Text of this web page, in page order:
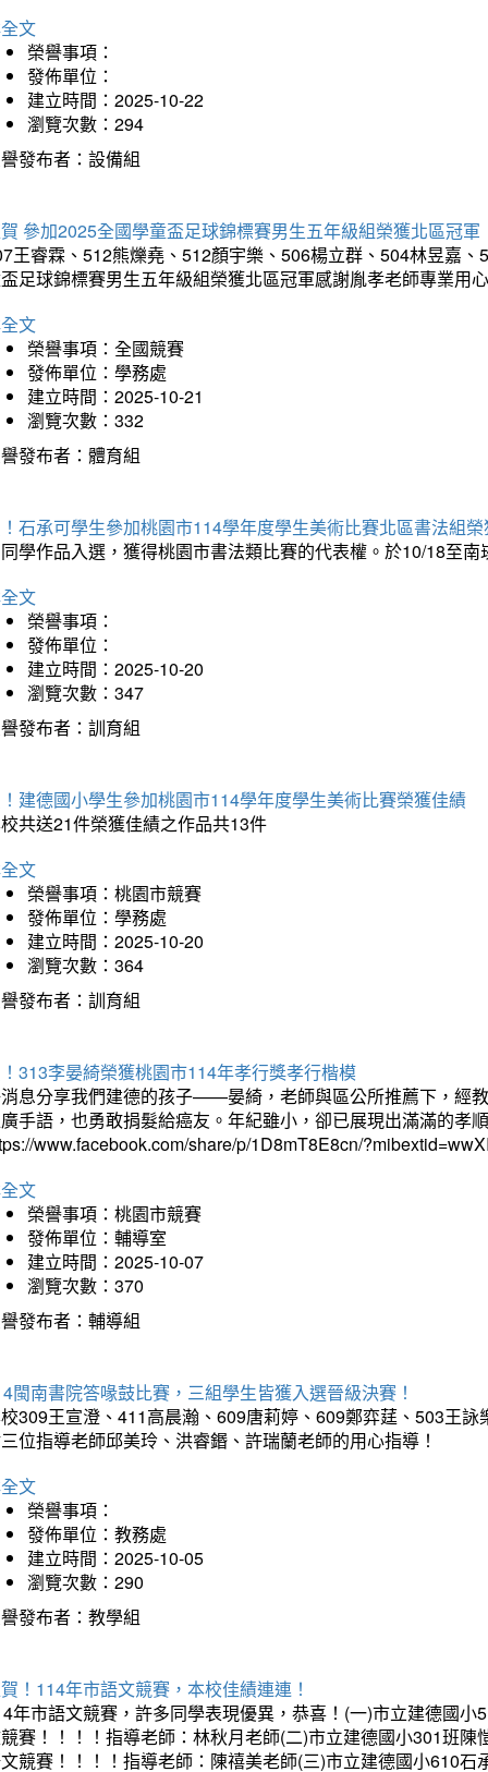
文
榮譽事項：
發佈單位：
建立時間：2025-10-22
瀏覽次數：294
發布者：設備組
參加2025全國學童盃足球錦標賽男生五年級組榮獲北區冠軍
王睿霖、512熊爍堯、512顏宇樂、506楊立群、504林昱嘉
足球錦標賽男生五年級組榮獲北區冠軍感謝胤孝老師專業用
文
榮譽事項：全國競賽
發佈單位：學務處
建立時間：2025-10-21
瀏覽次數：332
發布者：體育組
石承可學生參加桃園市114學年度學生美術比賽北區書法組
學作品入選，獲得桃園市書法類比賽的代表權。於10/18至
文
榮譽事項：
發佈單位：
建立時間：2025-10-20
瀏覽次數：347
發布者：訓育組
建德國小學生參加桃園市114學年度學生美術比賽榮獲佳績
共送21件榮獲佳績之作品共13件
文
榮譽事項：桃園市競賽
發佈單位：學務處
建立時間：2025-10-20
瀏覽次數：364
發布者：訓育組
313李晏綺榮獲桃園市114年孝行獎孝行楷模
息分享我們建德的孩子——晏綺，老師與區公所推薦下，經
手語，也勇敢捐髮給癌友。年紀雖小，卻已展現出滿滿的孝
www.facebook.com/share/p/1D8mT8E8cn/
文
榮譽事項：桃園市競賽
發佈單位：輔導室
建立時間：2025-10-07
瀏覽次數：370
發布者：輔導組
閩南書院答喙鼓比賽，三組學生皆獲入選晉級決賽！
309王宣澄、411高晨瀚、609唐莉婷、609鄭弈莛、503王
位指導老師邱美玲、洪睿鍲、許瑞蘭老師的用心指導！
文
榮譽事項：
發佈單位：教務處
建立時間：2025-10-05
瀏覽次數：290
發布者：教學組
！114年市語文競賽，本校佳績連連！
年市語文競賽，許多同學表現優異，恭喜！(一)市立建德國
賽！！！！指導老師：林秋月老師(二)市立建德國小301班
競賽！！！！指導老師：陳禧美老師(三)市立建德國小610